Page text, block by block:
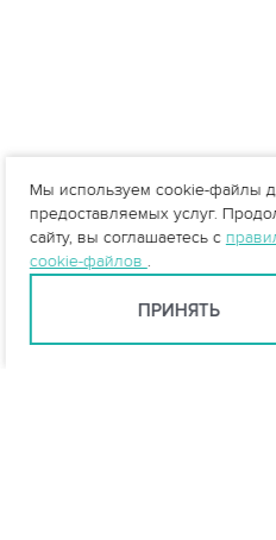
Мы используем cookie-файлы
предоставляемых услуг.
сайту, вы соглашаетесь с
cookie-файлов .
ПРИНЯТЬ